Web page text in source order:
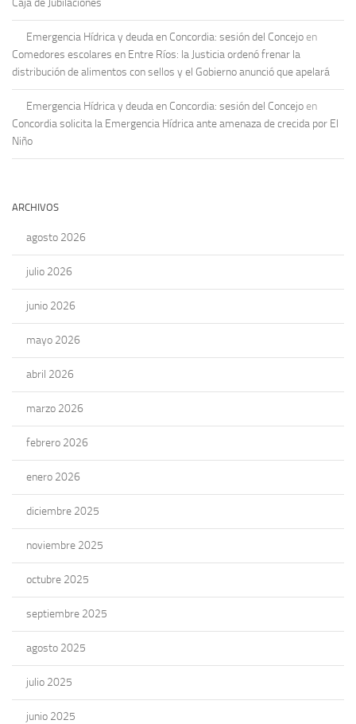
Emergencia Hídrica y deuda en Concordia: sesión del Concejo en
Comedores escolares en Entre Ríos: la Justicia ordenó frenar la
distribución de alimentos con sellos y el Gobierno anunció que apelará
Emergencia Hídrica y deuda en Concordia: sesión del Concejo en
Concordia solicita la Emergencia Hídrica ante amenaza de crecida por El
Niño
ARCHIVOS
agosto 2026
julio 2026
junio 2026
mayo 2026
abril 2026
marzo 2026
febrero 2026
enero 2026
diciembre 2025
noviembre 2025
octubre 2025
septiembre 2025
agosto 2025
julio 2025
junio 2025